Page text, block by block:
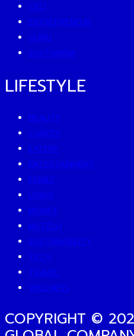
CEO
ENTREPRENEUR
GURU
SUSTAINISM
LIFESTYLE
BEAUTY
CAREER
EATERY
ENTERTAINMENT
FAMILY
LIVING
MONEY
MUTELU
SUSTAINABILITY
TECH
TRAVEL
WELLNESS
COPYRIGHT ©